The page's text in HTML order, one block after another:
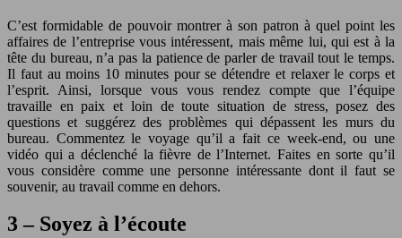
C’est formidable de pouvoir montrer à son patron à quel point les
affaires de l’entreprise vous intéressent, mais même lui, qui est à la
tête du bureau, n’a pas la patience de parler de travail tout le temps.
Il faut au moins 10 minutes pour se détendre et relaxer le corps et
l’esprit. Ainsi, lorsque vous vous rendez compte que l’équipe
travaille en paix et loin de toute situation de stress, posez des
questions et suggérez des problèmes qui dépassent les murs du
bureau. Commentez le voyage qu’il a fait ce week-end, ou une
vidéo qui a déclenché la fièvre de l’Internet. Faites en sorte qu’il
vous considère comme une personne intéressante dont il faut se
souvenir, au travail comme en dehors.
3 – Soyez à l’écoute